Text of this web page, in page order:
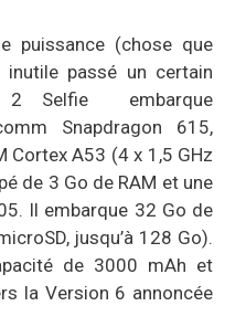
puissance (chose que
inutile passé un certain
2 Selfie embarque
Snapdragon 615,
A53 (4 x 1,5 GHz
de 3 Go de RAM et une
Il embarque 32 Go de
jusqu’à 128 Go).
de 3000 mAh et
la Version 6 annoncée